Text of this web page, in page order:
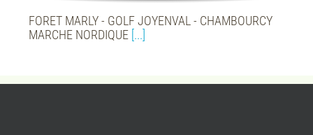
FORET MARLY - GOLF JOYENVAL - CHAMBOURCY
MARCHE NORDIQUE [...]